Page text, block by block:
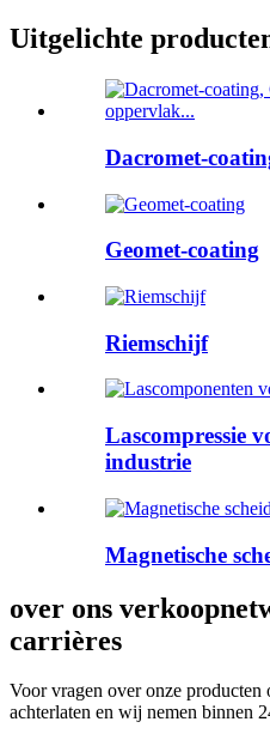
Uitgelichte
Dacromet-
Geomet-coating
Riemschijf
Lascompressie
industrie
Magnetische
over ons
carrières
Voor vragen over onze
achterlaten en wij nemen binnen